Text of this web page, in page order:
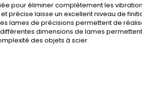
pour éliminer complètement les
précise laisse un excellent niveau de
lames de précisions permettent de
dimensions de lames
des objets à scier.